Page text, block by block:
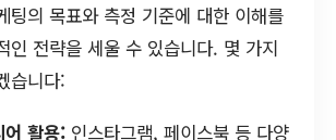
팅의 목표와 측정 기준에 대한 이해를
인 전략을 세울 수 있습니다. 몇 가지
습니다:
어 활용: 인스타그램, 페이스북 등 다양